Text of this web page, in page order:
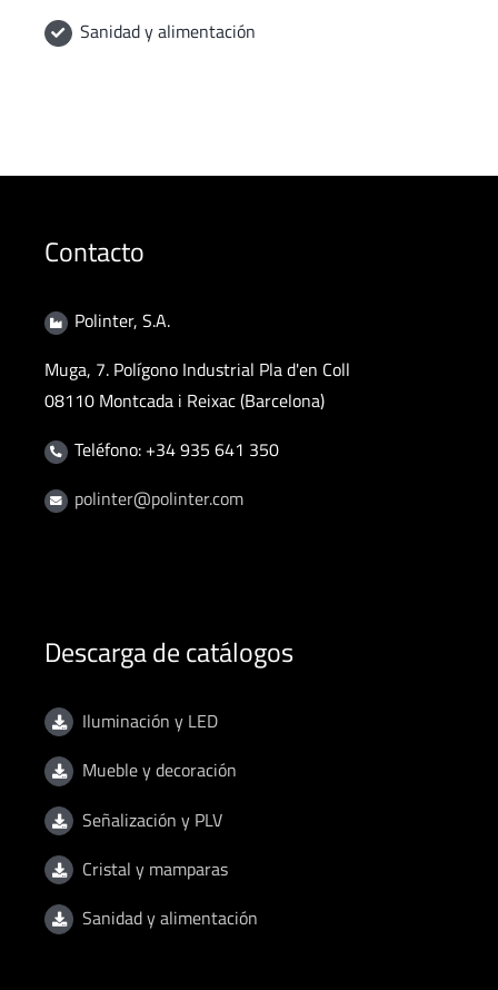
Sanidad y alimentación
Contacto
Polinter, S.A.
Muga, 7. Polígono Industrial Pla d'en Coll
08110 Montcada i Reixac (Barcelona)
Teléfono: +34 935 641 350
polinter@polinter.com
Descarga de catálogos
Iluminación y LED
Mueble y decoración
Señalización y PLV
Cristal y mamparas
Sanidad y alimentación